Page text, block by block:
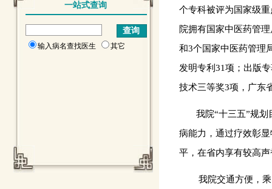
一站式查询
输入病名查找医生 其它
个专科被评为国家级
院拥有国家中医药管
和3个国家中医药管理
发明专利31项；出版
技术三等奖3项，广东
我院“十三五”规划
病能力，通过疗效彰
平，在省内享有较高
我院交通方便，乘